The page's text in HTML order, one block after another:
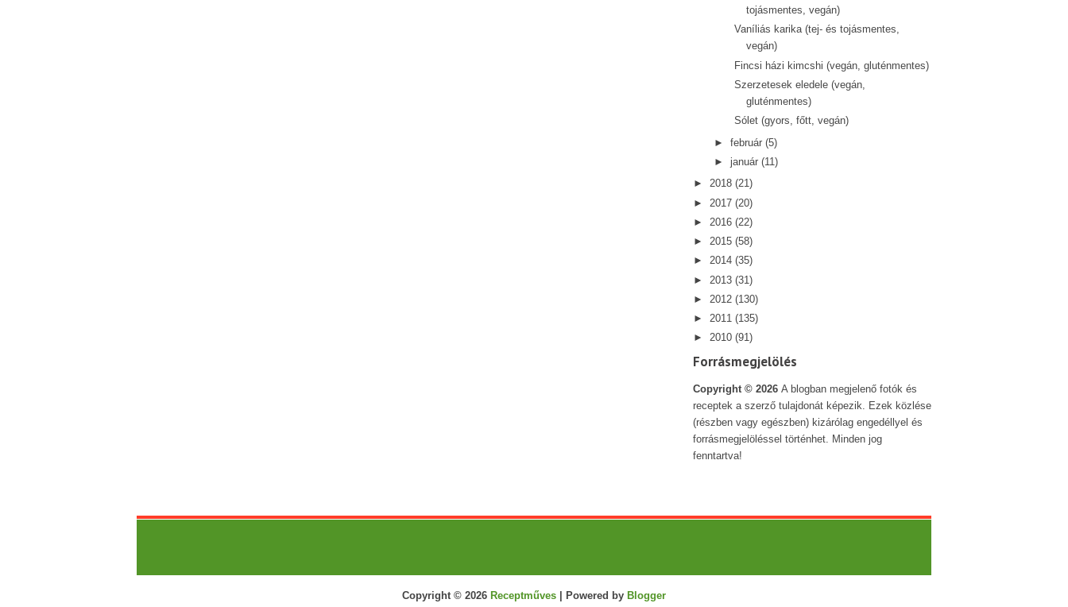
tojásmentes, vegán)
Vaníliás karika (tej- és tojásmentes,
vegán)
Fincsi házi kimcshi (vegán, gluténmentes)
Szerzetesek eledele (vegán,
gluténmentes)
Sólet (gyors, főtt, vegán)
► február (5)
► január (11)
► 2018 (21)
► 2017 (20)
► 2016 (22)
► 2015 (58)
► 2014 (35)
► 2013 (31)
► 2012 (130)
► 2011 (135)
► 2010 (91)
Forrásmegjelölés
Copyright © 2026 A blogban megjelenő fotók és
receptek a szerző tulajdonát képezik. Ezek közlése
(részben vagy egészben) kizárólag engedéllyel és
forrásmegjelöléssel történhet. Minden jog
fenntartva!
Copyright © 2026 Receptműves | Powered by Blogger